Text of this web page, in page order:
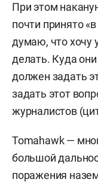
При этом
почти принято
думаю, что хочу
делать. Куда
должен задать
задать этот
журналистов
Tomahawk —
большой
поражения